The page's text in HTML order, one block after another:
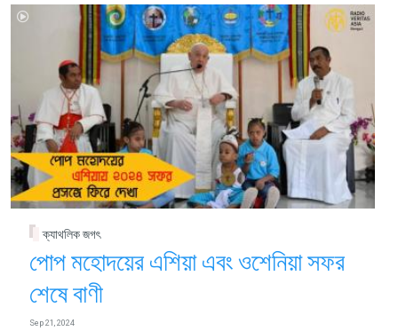
ক্যাথলিক জগৎ
পোপ মহোদয়ের এশিয়া এবং ওশেনিয়া সফর
শেষে বাণী
Sep 21, 2024